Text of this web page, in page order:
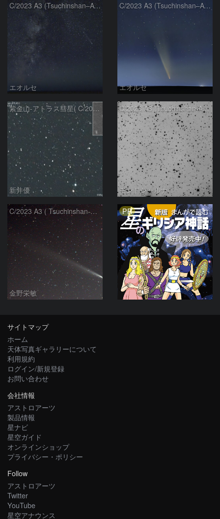
C/2023 A3 (Tsuchinshan–ATLAS)と天の川
エオルセ
C/2023 A3 (Tsuchinshan–ATLAS)
エオルセ
紫金山-アトラス彗星( C/2023A3 )：2025/09/16
新井優
C/2023 A3 (Tsuchinshan-ATLAS)
モンドシャルナ
C/2023 A3 ( Tsuchinshan-ATLAS )
金野栄敏
PR
サイトマップ
ホーム
天体写真ギャラリーについて
利用規約
ログイン/新規登録
お問い合わせ
会社情報
アストロアーツ
製品情報
星ナビ
星空ガイド
オンラインショップ
プライバシー・ポリシー
Follow
アストロアーツ
Twitter
YouTube
星空アナウンス